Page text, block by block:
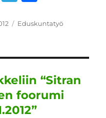
e
r
a
m
a
Kategoriat
Eduskuntatyö
“Sitran
foorumi